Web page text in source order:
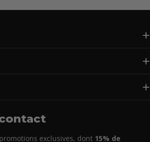
exclusives, dont 15% de